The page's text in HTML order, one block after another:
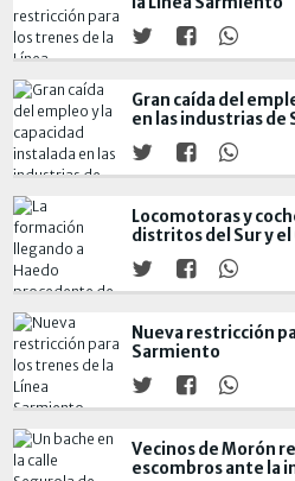
Gran caída del
en las industrias de
Locomotoras y
distritos del Sur y
Nueva restricción
Sarmiento
Vecinos de Morón
escombros ante la